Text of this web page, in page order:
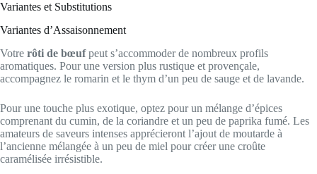
Variantes et Substitutions
Variantes d’Assaisonnement
Votre rôti de bœufpeut s’accommoder de nombreux profils
aromatiques. Pour une version plus rustique et provençale,
accompagnez le romarin et le thym d’un peu de sauge et de lavande.
Pour une touche plus exotique, optez pour un mélange d’épices
comprenant du cumin, de la coriandre et un peu de paprika fumé. Les
amateurs de saveurs intenses apprécieront l’ajout de moutarde à
l’ancienne mélangée à un peu de miel pour créer une croûte
caramélisée irrésistible.